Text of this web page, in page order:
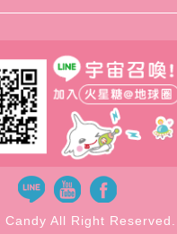
All Right Reserved.